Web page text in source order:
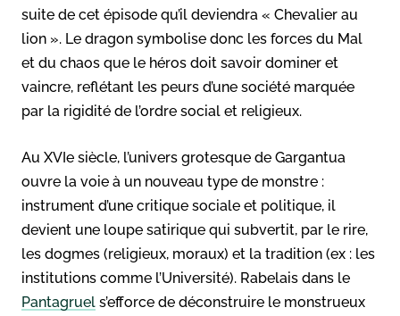
suite de cet épisode qu’il deviendra « Chevalier au
lion ». Le dragon symbolise donc les forces du Mal
et du chaos que le héros doit savoir dominer et
vaincre, reflétant les peurs d’une société marquée
par la rigidité de l’ordre social et religieux.
Au XVIe siècle, l’univers grotesque de Gargantua
ouvre la voie à un nouveau type de monstre :
instrument d’une critique sociale et politique, il
devient une loupe satirique qui subvertit, par le rire,
les dogmes (religieux, moraux) et la tradition (ex : les
institutions comme l’Université). Rabelais dans le
Pantagruel s’efforce de déconstruire le monstrueux